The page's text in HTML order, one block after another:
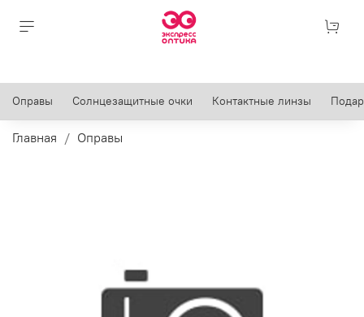
Оправы Солнцезащитные очки Контактные линзы
Главная Оправы